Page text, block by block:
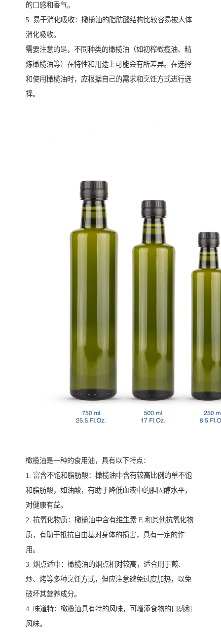
的口感和香气。
5. 易于消化吸收：橄榄油的脂肪酸结构比较容易被人体
消化吸收。
需要注意的是，不同种类的橄榄油（如初榨橄榄油、精
炼橄榄油等）在特性和用途上可能会有所差异。在选择
和使用橄榄油时，应根据自己的需求和烹饪方式进行选
择。
橄榄油是一种的食用油，具有以下特点：
1. 富含不饱和脂肪酸：橄榄油中含有较高比例的单不饱
和脂肪酸，如油酸，有助于降低血液中的胆固醇水平，
对健康有益。
2. 抗氧化物质：橄榄油中含有维生素 E 和其他抗氧化物
质，有助于抵抗自由基对身体的损害，具有一定的作
用。
3. 烟点适中：橄榄油的烟点相对较高，适合用于煎、
炒、烤等多种烹饪方式，但应注意避免过度加热，以免
破坏其营养成分。
4. 味道特：橄榄油具有特的风味，可增添食物的口感和
风味。